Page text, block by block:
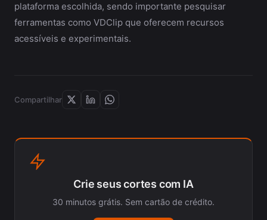
plataforma escolhida, sendo importante pesquisar
ferramentas como VDClip que oferecem recursos
acessíveis e experimentais.
Compartilhar
Crie seus cortes com IA
30 minutos grátis. Sem cartão de crédito.